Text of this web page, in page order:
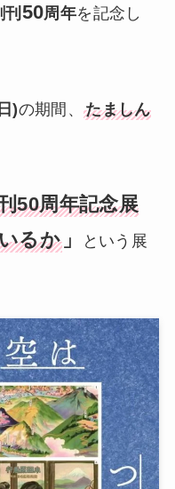
刊 50周年を記念し
)の期間、たましん
50周年記念展
るか 」
という展